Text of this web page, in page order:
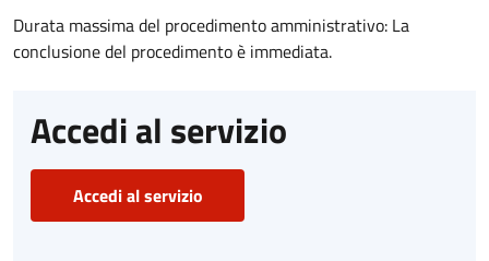
Durata massima del procedimento amministrativo: La
conclusione del procedimento è immediata.
Accedi al servizio
Accedi al servizio